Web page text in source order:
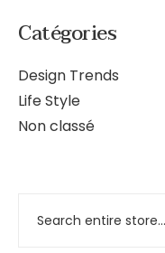
Catégories
Design Trends
Life Style
Non classé